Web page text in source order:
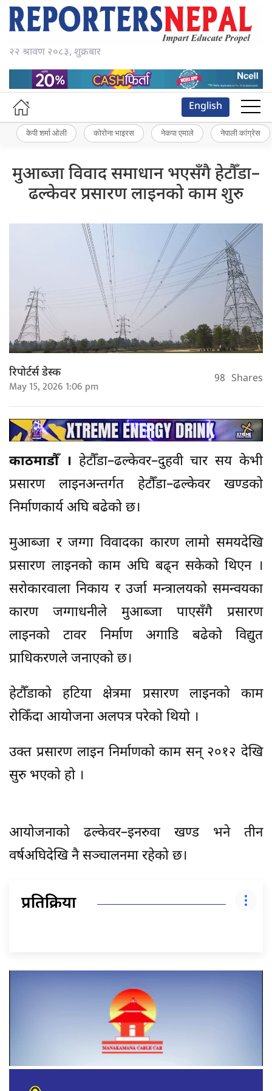
२२ श्रावण २०८३, शुक्रबार
English
केपी शर्मा ओली कोरोना भाइरस नेकपा एमाले नेपाली कांग्रेस
मुआब्जा विवाद समाधान भएसँगै हेटौँडा–
ढल्केवर प्रसारण लाइनको काम शुरु
रिपोर्टर्स डेस्क
May 15, 2026 1:06 pm 98 Shares
काठमाडौँ । हेटौँडा–ढल्केवर–दुहवी चार सय केभी
प्रसारण लाइनअन्तर्गत हेटौँडा–ढल्केवर खण्डको
निर्माणकार्य अघि बढेको छ।
मुआब्जा र जग्गा विवादका कारण लामो समयदेखि
प्रसारण लाइनको काम अघि बढ्न सकेको थिएन ।
सरोकारवाला निकाय र उर्जा मन्त्रालयको समन्वयका
कारण जग्गाधनीले मुआब्जा पाएसँगै प्रसारण
लाइनको टावर निर्माण अगाडि बढेको विद्युत
प्राधिकरणले जनाएको छ।
हेटौँडाको हटिया क्षेत्रमा प्रसारण लाइनको काम
रोकिँदा आयोजना अलपत्र परेको थियो ।
उक्त प्रसारण लाइन निर्माणको काम सन् २०१२ देखि
सुरु भएको हो ।
आयोजनाको ढल्केवर–इनरुवा खण्ड भने तीन
वर्षअघिदेखि नै सञ्चालनमा रहेको छ।
प्रतिक्रिया